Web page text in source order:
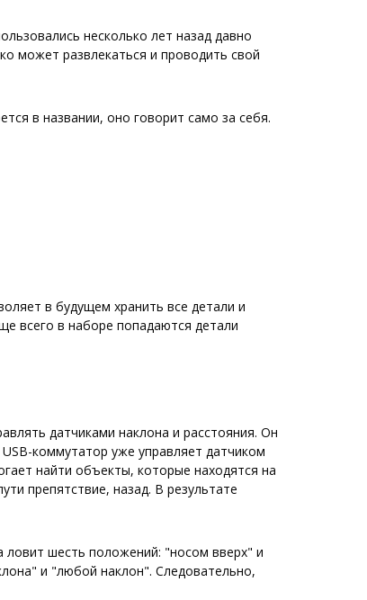
несколько лет назад давно
может развлекаться и проводить свой
в названии, оно говорит само за себя.
в будущем хранить все детали и
всего в наборе попадаются детали
датчиками наклона и расстояния. Он
коммутатор уже управляет датчиком
найти объекты, которые находятся на
препятствие, назад. В результате
ловит шесть положений: "носом вверх" и
и "любой наклон". Следовательно,